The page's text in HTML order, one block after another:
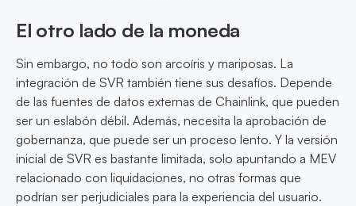
El otro lado de la moneda
Sin embargo, no todo son arcoíris y mariposas. La
integración de SVR también tiene sus desafíos. Depende
de las fuentes de datos externas de Chainlink, que pueden
ser un eslabón débil. Además, necesita la aprobación de
gobernanza, que puede ser un proceso lento. Y la versión
inicial de SVR es bastante limitada, solo apuntando a MEV
relacionado con liquidaciones, no otras formas que
podrían ser perjudiciales para la experiencia del usuario.